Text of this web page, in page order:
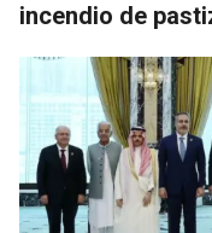
incendio de